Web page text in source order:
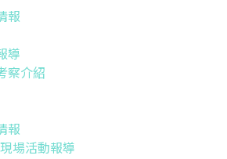
報
導
察介紹
報
場活動報導